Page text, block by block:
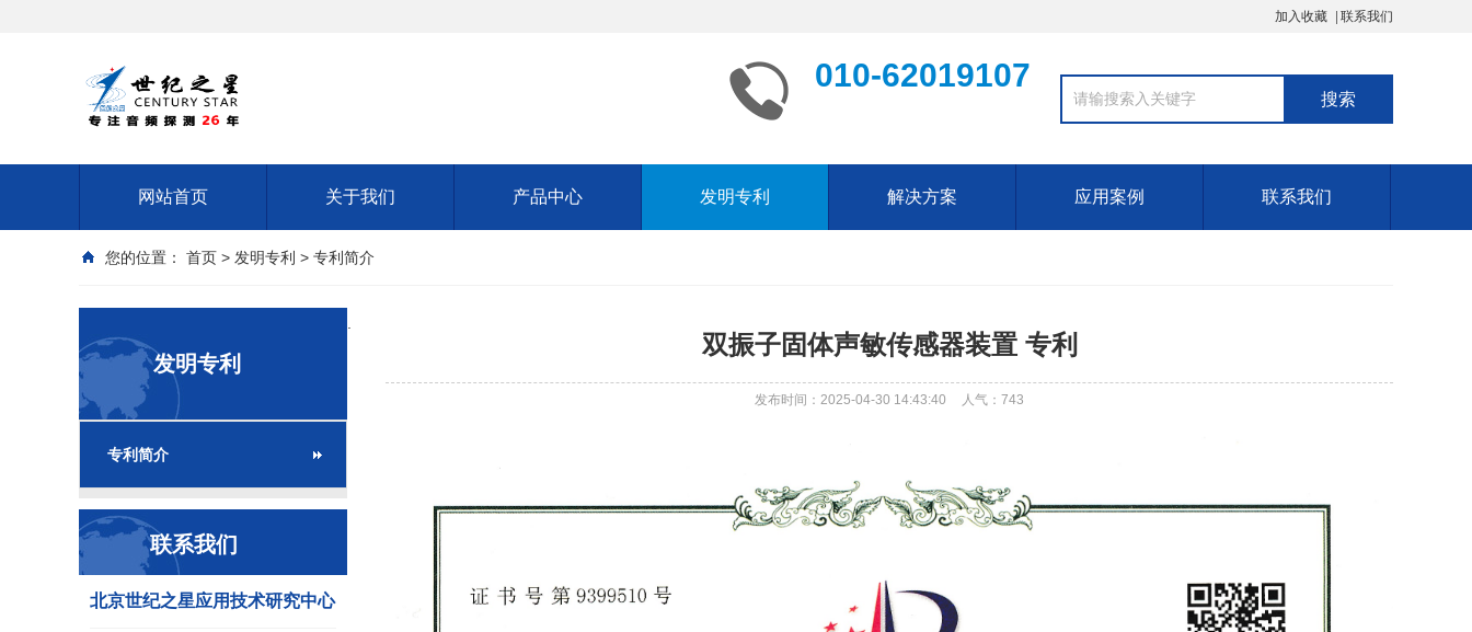
加入收藏 联系我们
010-62019107
网站首页 关于我们 产品中心 发明专利 解决方案 应用案例 联系我们
您的位置： 首页 > 发明专利 > 专利简介
发明专利
专利简介
联系我们
北京世纪之星应用技术研究中心
双振子固体声敏传感器装置 专利
发布时间：2025-04-30 14:43:40 人气： 743